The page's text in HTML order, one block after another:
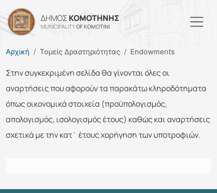
Skip to main content
ΔΗΜΟΣΚΟΜΟΤΗΝΗΣ
MUNICIPALITYOF KOMOTINI
Αρχική Τομείς Δραστηριότητας Endowments
Στην συγκεκριμένη σελίδα θα γίνονται όλες οι
αναρτήσεις που αφορούν τα παρακάτω κληροδότηματα
όπως οικονομικά στοιχεία (προϋπολογισμός,
απολογισμός, ισολογισμός έτους) καθώς και αναρτήσεις
σχετικά με την κατ΄ έτους χορήγηση των υποτροφιών.